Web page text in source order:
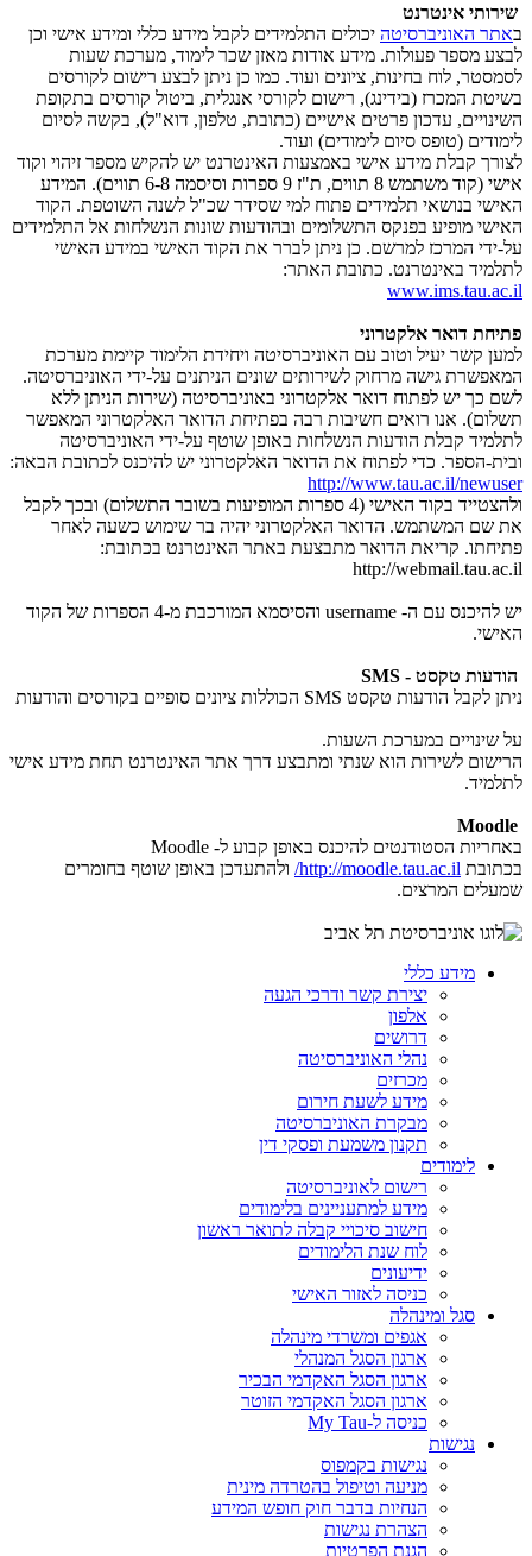
שירותי אינטרנט
באתר האוניברסיטה יכולים התלמידים לקבל מידע כללי ומידע אישי וכן
לבצע מספר פעולות. מידע אודות מאזן שכר לימוד, מערכת שעות
לסמסטר, לוח בחינות, ציונים ועוד. כמו כן ניתן לבצע רישום לקורסים
בשיטת המכרז (בידינג), רישום לקורסי אנגלית, ביטול קורסים בתקופת
השינויים, עדכון פרטים אישיים (כתובת, טלפון, דוא"ל), בקשה לסיום
לימודים (טופס סיום לימודים) ועוד.
לצורך קבלת מידע אישי באמצעות האינטרנט יש להקיש מספר זיהוי וקוד
אישי (קוד משתמש 8 תווים, ת"ז 9 ספרות וסיסמה 6-8 תווים). המידע
האישי בנושאי תלמידים פתוח למי שסידר שכ"ל לשנה השוטפת. הקוד
האישי מופיע בפנקס התשלומים ובהודעות שונות הנשלחות אל התלמידים
על-ידי המרכז למרשם. כן ניתן לברר את הקוד האישי במידע האישי
לתלמיד באינטרנט. כתובת האתר:
www.ims.tau.ac.il
פתיחת דואר אלקטרוני
למען קשר יעיל וטוב עם האוניברסיטה ויחידת הלימוד קיימת מערכת
המאפשרת גישה מרחוק לשירותים שונים הניתנים על-ידי האוניברסיטה.
לשם כך יש לפתוח דואר אלקטרוני באוניברסיטה (שירות הניתן ללא
תשלום). אנו רואים חשיבות רבה בפתיחת הדואר האלקטרוני המאפשר
לתלמיד קבלת הודעות הנשלחות באופן שוטף על-ידי האוניברסיטה
ובית-הספר. כדי לפתוח את הדואר האלקטרוני יש להיכנס לכתובת הבאה:
http://www.tau.ac.il/newuser
ולהצטייד בקוד האישי (4 ספרות המופיעות בשובר התשלום) ובכך לקבל
את שם המשתמש. הדואר האלקטרוני יהיה בר שימוש כשעה לאחר
פתיחתו. קריאת הדואר מתבצעת באתר האינטרנט בכתובת:
http://webmail.tau.ac.il
יש להיכנס עם ה- username והסיסמא המורכבת מ-4 הספרות של הקוד
האישי.
הודעות טקסט - SMS
ניתן לקבל הודעות טקסט SMS הכוללות ציונים סופיים בקורסים והודעות
על שינויים במערכת השעות.
הרישום לשירות הוא שנתי ומתבצע דרך אתר האינטרנט תחת מידע אישי
לתלמיד.
באחריות הסטודנטים להיכנס באופן קבוע ל- Moodle
בכתובת http://moodle.tau.ac.il/ ולהתעדכן באופן שוטף בחומרים
שמעלים המרצים.
מידע כללי
יצירת קשר ודרכי הגעה
אלפון
דרושים
נהלי האוניברסיטה
מכרזים
מידע לשעת חירום
מבקרת האוניברסיטה
תקנון משמעת ופסקי דין
לימודים
רישום לאוניברסיטה
מידע למתעניינים בלימודים
חישוב סיכויי קבלה לתואר ראשון
לוח שנת הלימודים
ידיעונים
כניסה לאזור האישי
סגל ומינהלה
אגפים ומשרדי מינהלה
ארגון הסגל המנהלי
ארגון הסגל האקדמי הבכיר
ארגון הסגל האקדמי הזוטר
כניסה ל-My Tau
נגישות
נגישות בקמפוס
מניעה וטיפול בהטרדה מינית
הנחיות בדבר חוק חופש המידע
הצהרת נגישות
הגנת הפרטיות